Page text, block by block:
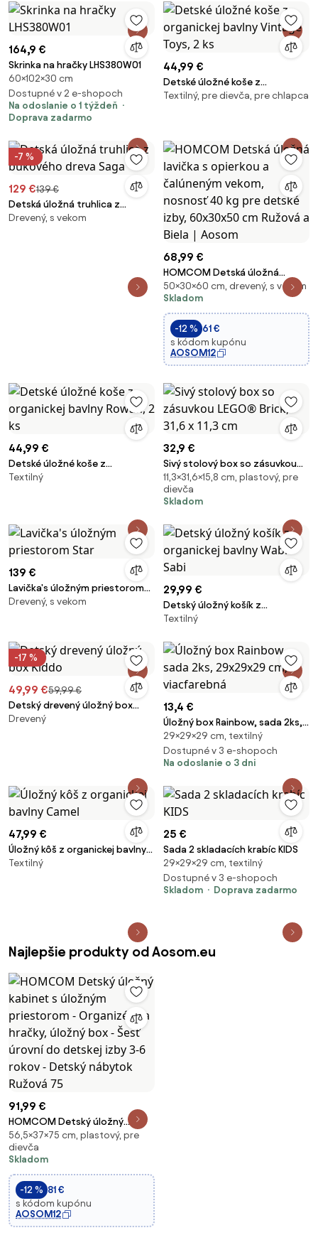
164,9 €
Skrinka na hračky LHS380W01
60×102×30 cm
Dostupné v 2 e-shopoch
Na odoslanie o 1 týždeň
Doprava zadarmo
44,99 €
Detské úložné koše z
organickej bavlny Vintage Toys,
Textilný, pre dievča, pre chlapca
-7 %
129 €139 €
Detská úložná truhlica z
bukového dreva Saga
Drevený, s vekom
68,99 €
HOMCOM Detská úložná
lavička s opierkou a čalúneným
vekom, nosnosť 40 kg pre
detské izby, 60x30x50 cm
Ružová a Biela | Aosom
50×30×60 cm, drevený, s vekom
Skladom
-12 % 61 €
s kódom kupónu
AOSOM12
44,99 €
Detské úložné koše z
organickej bavlny Rowan, 2 ks
Textilný
32,9 €
Sivý stolový box so zásuvkou
LEGO® Brick, 31,6 x 11,3 cm
11,3×31,6×15,8 cm, plastový, pre
dievča
Skladom
139 €
Lavička's úložným priestorom
Star
Drevený, s vekom
29,99 €
Detský úložný košík z
organickej bavlny Wabi-Sabi
Textilný
-17 %
49,99 €59,99 €
Detský drevený úložný box
Kiddo
Drevený
13,4 €
Úložný box Rainbow, sada 2ks,
29x29x29 cm, viacfarebná
29×29×29 cm, textilný
Dostupné v 3 e-shopoch
Na odoslanie o 3 dni
47,99 €
Úložný kôš z organickej bavlny
Camel
Textilný
25 €
Sada 2 skladacích krabíc KIDS
29×29×29 cm, textilný
Dostupné v 3 e-shopoch
Skladom
Doprava zadarmo
Najlepšie produkty od Aosom.eu
91,99 €
HOMCOM Detský úložný
kabinet s úložným priestorom -
Organizér na hračky, úložný
box - Šesť úrovní do detskej
izby 3-6 rokov - Detský
nábytok Ružová 75
56,5×37×75 cm, plastový, pre
dievča
Skladom
-12 % 81 €
s kódom kupónu
AOSOM12